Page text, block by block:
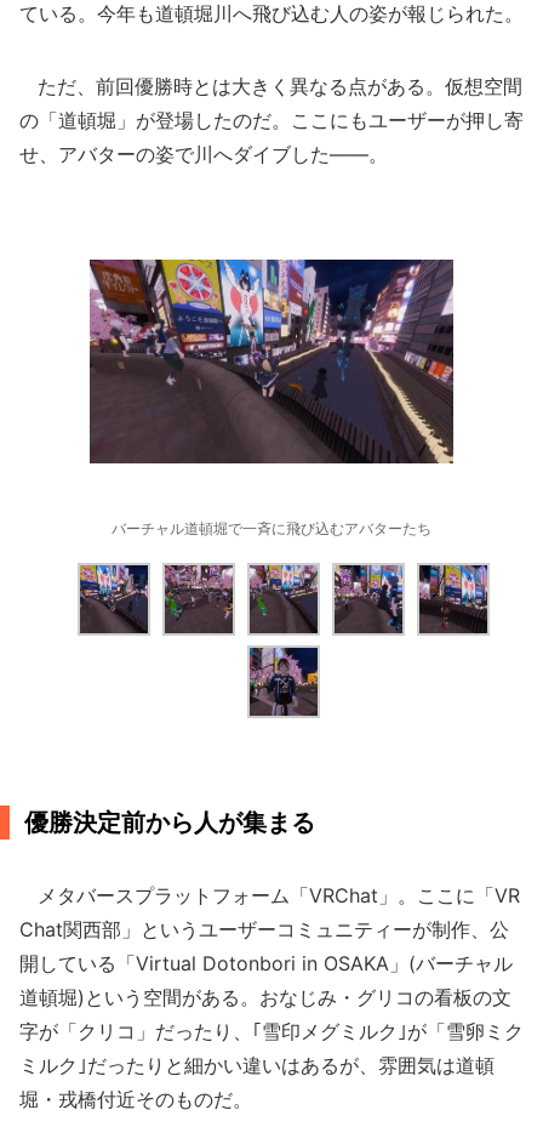
ている。今年も道頓堀川へ飛び込む人の姿が報じられた。
ただ、前回優勝時とは大きく異なる点がある。仮想空間
の「道頓堀」が登場したのだ。ここにもユーザーが押し寄
せ、アバターの姿で川へダイブした――。
バーチャル道頓堀で一斉に飛び込むアバターたち
優勝決定前から人が集まる
メタバースプラットフォーム「VRChat」。ここに「VR
Chat関西部」というユーザーコミュニティーが制作、公
開している「Virtual Dotonbori in OSAKA」(バーチャル
道頓堀)という空間がある。おなじみ・グリコの看板の文
字が「クリコ」だったり、｢雪印メグミルク｣が「雪卵ミク
ミルク｣だったりと細かい違いはあるが、雰囲気は道頓
堀・戎橋付近そのものだ。